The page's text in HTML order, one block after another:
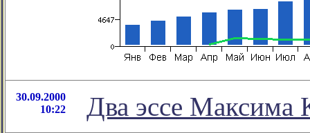
30.09.2000
10:22
Два эссе Максима